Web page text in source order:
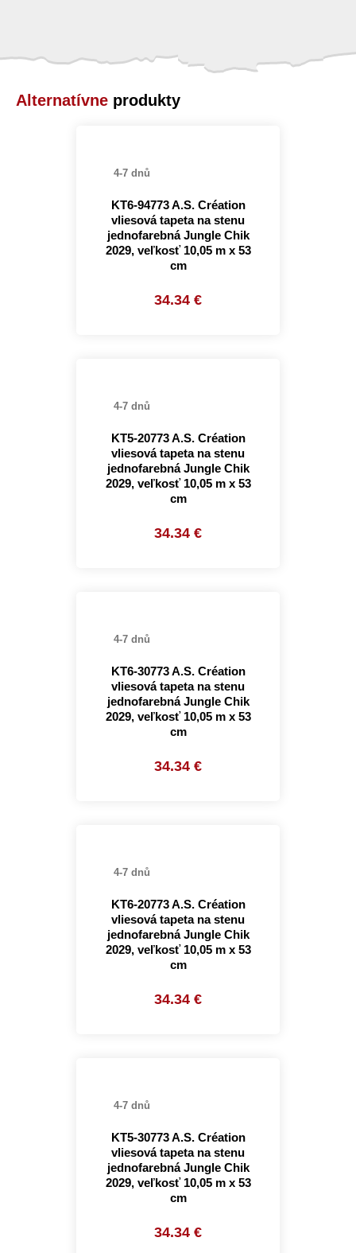
Alternatívne produkty
4-7 dnů
KT6-94773 A.S. Création
vliesová tapeta na stenu
jednofarebná Jungle Chik
2029, veľkosť 10,05 m x 53
cm
34.34 €
4-7 dnů
KT5-20773 A.S. Création
vliesová tapeta na stenu
jednofarebná Jungle Chik
2029, veľkosť 10,05 m x 53
cm
34.34 €
4-7 dnů
KT6-30773 A.S. Création
vliesová tapeta na stenu
jednofarebná Jungle Chik
2029, veľkosť 10,05 m x 53
cm
34.34 €
4-7 dnů
KT6-20773 A.S. Création
vliesová tapeta na stenu
jednofarebná Jungle Chik
2029, veľkosť 10,05 m x 53
cm
34.34 €
4-7 dnů
KT5-30773 A.S. Création
vliesová tapeta na stenu
jednofarebná Jungle Chik
2029, veľkosť 10,05 m x 53
cm
34.34 €